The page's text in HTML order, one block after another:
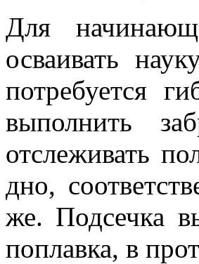
Для
осваивать
потребуется
выполнить
отслеживать
дно,
же. Подсечка
поплавка, в